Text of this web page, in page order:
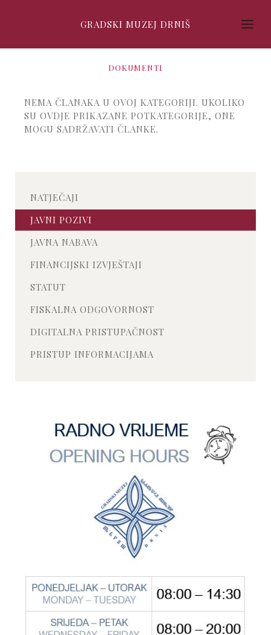
GRADSKI MUZEJ DRNIŠ
DOKUMENTI
NEMA ČLANAKA U OVOJ KATEGORIJI. UKOLIKO
SU OVDJE PRIKAZANE POTKATEGORIJE, ONE
MOGU SADRŽAVATI ČLANKE.
NATJEČAJI
JAVNI POZIVI
JAVNA NABAVA
FINANCIJSKI IZVJEŠTAJI
STATUT
FISKALNA ODGOVORNOST
DIGITALNA PRISTUPAČNOST
PRISTUP INFORMACIJAMA